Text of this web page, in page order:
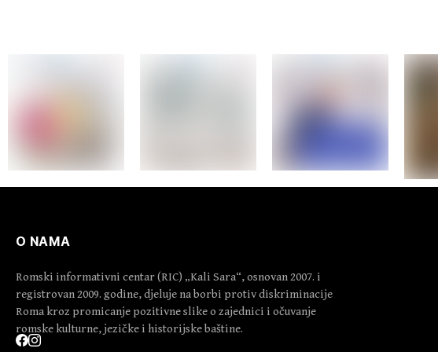
O NAMA
Romski informativni centar (RIC) „Kali Sara“, osnovan 2007. i
registrovan 2009. godine, djeluje na borbi protiv diskriminacije
Roma kroz promicanje pozitivne slike o zajednici i očuvanje
romske kulturne, jezičke i historijske baštine.